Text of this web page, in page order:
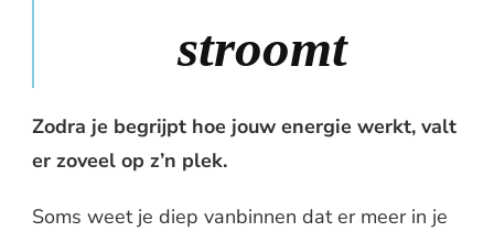
stroomt
Zodra je begrijpt hoe jouw energie werkt, valt
er zoveel op z’n plek.
Soms weet je diep vanbinnen dat er meer in je